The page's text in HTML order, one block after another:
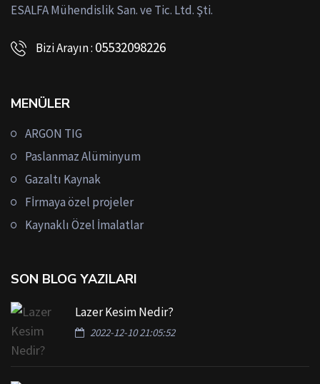
ESALFA Mühendislik San. ve Tic. Ltd. Şti.
Bizi Arayın : 05532098226
MENÜLER
ARGON TIG
Paslanmaz Alüminyum
Gazaltı Kaynak
Fİrmaya özel projeler
Kaynaklı Özel İmalatlar
SON BLOG YAZILARI
Lazer Kesim Nedir?
2022-12-10 21:05:52